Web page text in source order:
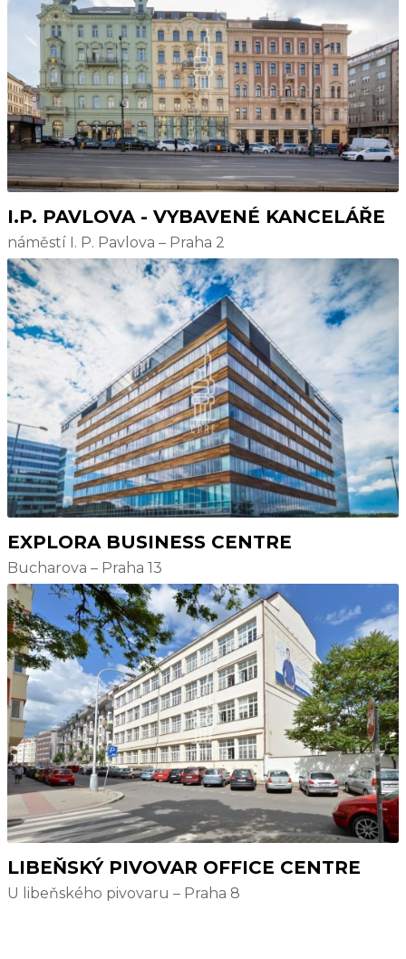
I.P. PAVLOVA - VYBAVENÉ KANCELÁŘE
náměstí I. P. Pavlova – Praha 2
EXPLORA BUSINESS CENTRE
Bucharova – Praha 13
LIBEŇSKÝ PIVOVAR OFFICE CENTRE
U libeňského pivovaru – Praha 8